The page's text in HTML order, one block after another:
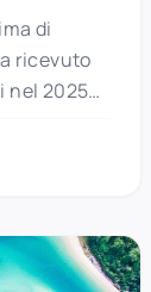
di
ricevuto
nel 2025